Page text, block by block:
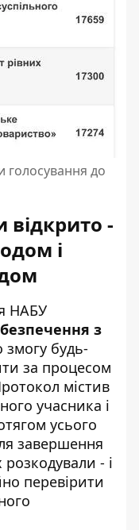
до
відкрито -
і
НАБУ
з
змогу будь-
за процесом
містив
учасника і
усього
завершення
- і
перевірити